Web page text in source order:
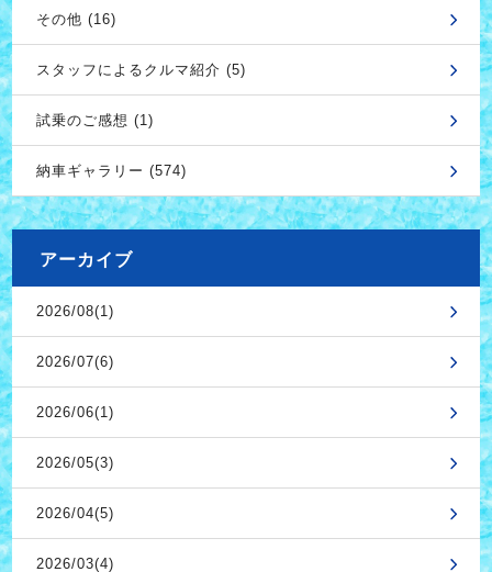
その他 (16)
スタッフによるクルマ紹介 (5)
試乗のご感想 (1)
納車ギャラリー (574)
アーカイブ
2026/08(1)
2026/07(6)
2026/06(1)
2026/05(3)
2026/04(5)
2026/03(4)